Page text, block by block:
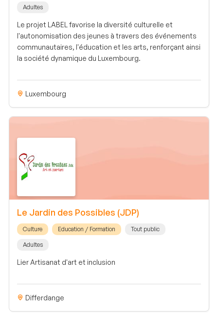
Adultes
Le projet LABEL favorise la diversité culturelle et
l'autonomisation des jeunes à travers des événements
communautaires, l'éducation et les arts, renforçant ainsi
la société dynamique du Luxembourg.
Luxembourg
Le Jardin des Possibles (JDP)
Culture Education / Formation Tout public
Adultes
Lier Artisanat d'art et inclusion
Differdange